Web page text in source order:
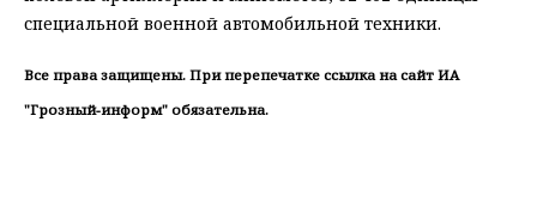
специальной военной автомобильной техники.
Все права защищены. При перепечатке ссылка на сайт ИА
"Грозный-информ" обязательна.